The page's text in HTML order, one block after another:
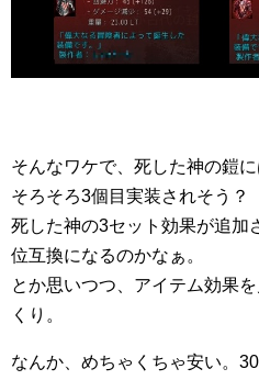
そんなワケで、死した神の鎧
そろそろ3個目実装されそう？
死した神の3セット効果が追加
位互換になるのかなぁ。
とか思いつつ、アイテム効果
くり。
なんか、めちゃくちゃ安い。